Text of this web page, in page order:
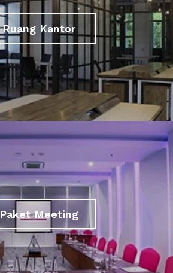
Ruang Kantor
Paket Meeting